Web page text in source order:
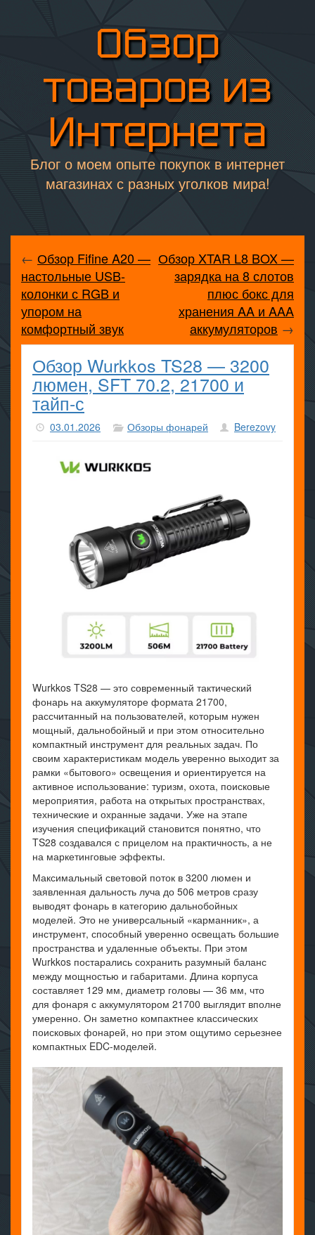
Обзор
товаров из
Интернета
Блог о моем опыте покупок в интернет
магазинах с разных уголков мира!
← Обзор Fifine A20 —
настольные USB-
колонки с RGB и
упором на
комфортный звук
Обзор XTAR L8 BOX —
зарядка на 8 слотов
плюс бокс для
хранения AA и AAA
аккумуляторов →
Обзор Wurkkos TS28 — 3200
люмен, SFT 70.2, 21700 и
тайп-с
03.01.2026 Обзоры фонарей Berezovy
Wurkkos TS28 — это современный тактический
фонарь на аккумуляторе формата 21700,
рассчитанный на пользователей, которым нужен
мощный, дальнобойный и при этом относительно
компактный инструмент для реальных задач. По
своим характеристикам модель уверенно выходит за
рамки «бытового» освещения и ориентируется на
активное использование: туризм, охота, поисковые
мероприятия, работа на открытых пространствах,
технические и охранные задачи. Уже на этапе
изучения спецификаций становится понятно, что
TS28 создавался с прицелом на практичность, а не
на маркетинговые эффекты.
Максимальный световой поток в 3200 люмен и
заявленная дальность луча до 506 метров сразу
выводят фонарь в категорию дальнобойных
моделей. Это не универсальный «карманник», а
инструмент, способный уверенно освещать большие
пространства и удаленные объекты. При этом
Wurkkos постарались сохранить разумный баланс
между мощностью и габаритами. Длина корпуса
составляет 129 мм, диаметр головы — 36 мм, что
для фонаря с аккумулятором 21700 выглядит вполне
умеренно. Он заметно компактнее классических
поисковых фонарей, но при этом ощутимо серьезнее
компактных EDC-моделей.